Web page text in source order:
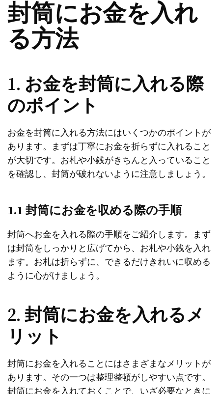
封筒にお金を入れ
る方法
1. お金を封筒に入れる際
のポイント
お金を封筒に入れる方法にはいくつかのポイントが
あります。まずは丁寧にお金を折らずに入れること
が大切です。お札や小銭がきちんと入っていること
を確認し、封筒が破れないように注意しましょう。
1.1 封筒にお金を収める際の手順
封筒へお金を入れる際の手順をご紹介します。まず
は封筒をしっかりと広げてから、お札や小銭を入れ
ます。お札は折らずに、できるだけきれいに収める
ように心がけましょう。
2. 封筒にお金を入れるメ
リット
封筒にお金を入れることにはさまざまなメリットが
あります。その一つは整理整頓がしやすい点です。
封筒にお金を入れておくことで、いざ必要なときに